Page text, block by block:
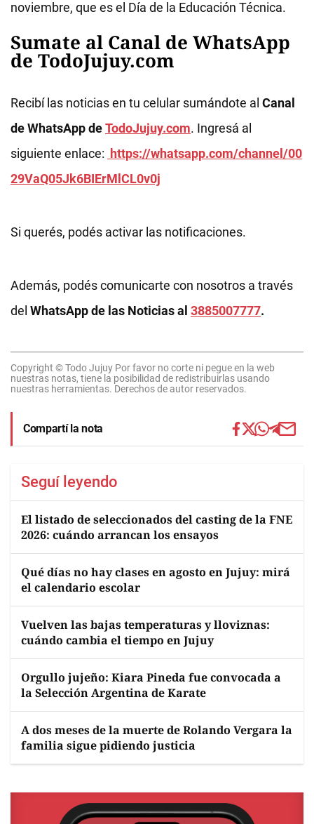
noviembre, que es el Día de la Educación Técnica.
Sumate al Canal de WhatsApp
de TodoJujuy.com
Recibí las noticias en tu celular sumándote al Canal
de WhatsApp deTodoJujuy.com. Ingresá al
siguiente enlace: https://whatsapp.com/channel/00
29VaQ05Jk6BIErMlCL0v0j
Si querés, podés activar las notificaciones.
Además, podés comunicarte con nosotros a través
del WhatsApp de las Noticias al 3885007777.
Copyright © Todo Jujuy Por favor no corte ni pegue en la web
nuestras notas, tiene la posibilidad de redistribuirlas usando
nuestras herramientas. Derechos de autor reservados.
Compartí la nota
Seguí leyendo
El listado de seleccionados del casting de la FNE
2026: cuándo arrancan los ensayos
Qué días no hay clases en agosto en Jujuy: mirá
el calendario escolar
Vuelven las bajas temperaturas y lloviznas:
cuándo cambia el tiempo en Jujuy
Orgullo jujeño: Kiara Pineda fue convocada a
la Selección Argentina de Karate
A dos meses de la muerte de Rolando Vergara la
familia sigue pidiendo justicia